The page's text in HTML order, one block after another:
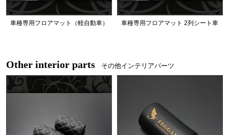
車種専用フロアマット（軽自動車） 車種専用フロアマット 2列シート車
Other interior parts その他インテリアパーツ